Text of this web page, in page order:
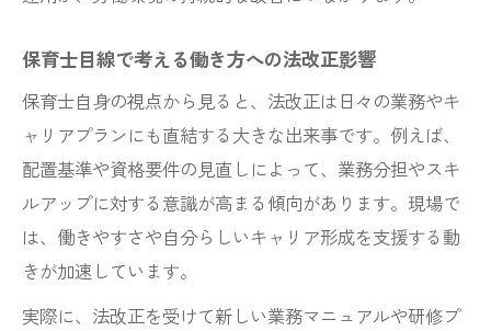
保育士目線で考える働き方への法改正影響
保育士自身の視点から見ると、法改正は日々の業務やキ
ャリアプランにも直結する大きな出来事です。例えば、
配置基準や資格要件の見直しによって、業務分担やスキ
ルアップに対する意識が高まる傾向があります。現場で
は、働きやすさや自分らしいキャリア形成を支援する動
きが加速しています。
実際に、法改正を受けて新しい業務マニュアルや研修プ